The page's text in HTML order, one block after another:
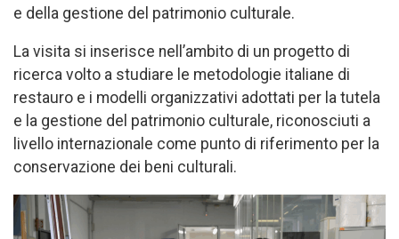
e della gestione del patrimonio culturale.
La visita si inserisce nell’ambito di un progetto di
ricerca volto a studiare le metodologie italiane di
restauro e i modelli organizzativi adottati per la tutela
e la gestione del patrimonio culturale, riconosciuti a
livello internazionale come punto di riferimento per la
conservazione dei beni culturali.